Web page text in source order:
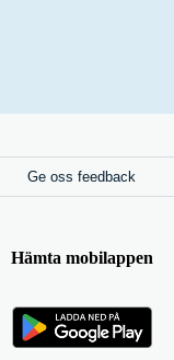
Ge oss feedback
Hämta mobilappen